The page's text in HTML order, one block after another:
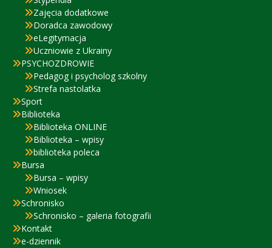
Zajęcia dodatkowe
Doradca zawodowy
eLegitymacja
Uczniowie z Ukrainy
PSYCHOZDROWIE
Pedagog i psycholog szkolny
Strefa nastolatka
Sport
Biblioteka
Biblioteka ONLINE
Biblioteka – wpisy
biblioteka poleca
Bursa
Bursa – wpisy
Wniosek
Schronisko
Schronisko – galeria fotografii
Kontakt
e-dziennik